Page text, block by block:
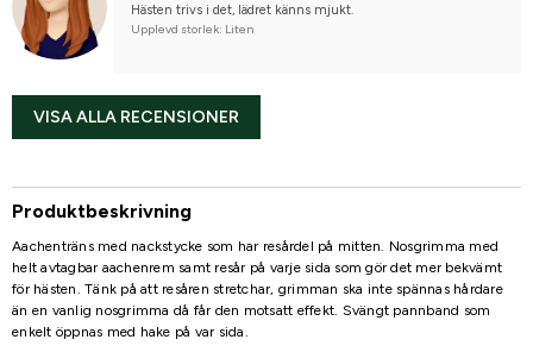
Hästen trivs i det, lädret känns mjukt.
Upplevd storlek: Liten
VISA ALLA RECENSIONER
Produktbeskrivning
Aachenträns med nackstycke som har resårdel på mitten. Nosgrimma med
helt avtagbar aachenrem samt resår på varje sida som gör det mer bekvämt
för hästen. Tänk på att resåren stretchar, grimman ska inte spännas hårdare
än en vanlig nosgrimma då får den motsatt effekt. Svängt pannband som
enkelt öppnas med hake på var sida.